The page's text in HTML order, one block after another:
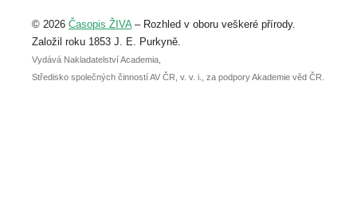
abstraktu přihlášené přednášky nebo
posteru je už 30. června.
© 2026 Časopis ŽIVA– Rozhled v oboru veškeré přírody.
Založil roku 1853 J. E. Purkyně.
Vydává Nakladatelství Academia,
Středisko společných činností AV ČR, v. v. i., za podpory Akademie věd ČR.